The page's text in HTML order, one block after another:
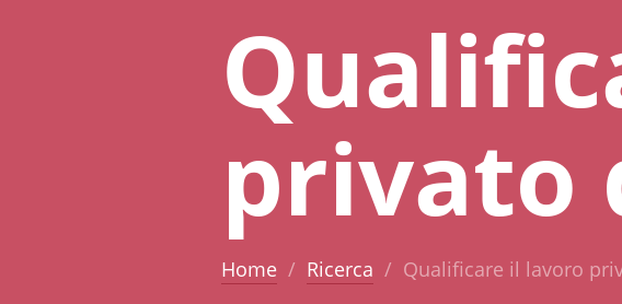
privato
Home Ricerca Qualificare il lavoro